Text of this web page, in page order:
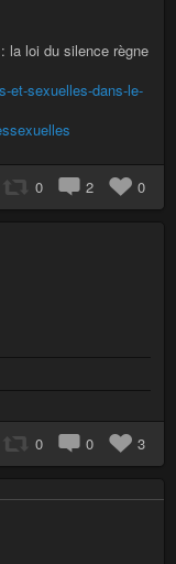
la loi du silence règne
et-sexuelles-dans-le-
0 2 0
0 0 3